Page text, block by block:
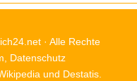
· Alle Rechte
Datenschutz
und Destatis.